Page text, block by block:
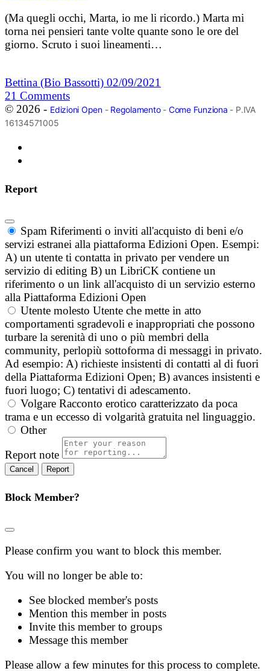
(Ma quegli occhi, Marta, io me li ricordo.) Marta mi
torna nei pensieri tante volte quante sono le ore del
giorno. Scruto i suoi lineamenti…
Bettina (Bio Bassotti) 02/09/2021
21 Comments
© 2026 - Edizioni Open- Regolamento- Come Funziona - P.IVA
16134571005
Report
Spam Riferimenti o inviti all'acquisto di beni e/o
servizi estranei alla piattaforma Edizioni Open. Esempi:
A) un utente ti contatta in privato per vendere un
servizio di editing B) un LibriCK contiene un
riferimento o un link all'acquisto di un servizio esterno
alla Piattaforma Edizioni Open
Utente molesto Utente che mette in atto
comportamenti sgradevoli e inappropriati che possono
turbare la serenità di uno o più membri della
community, perlopiù sottoforma di messaggi in privato.
Ad esempio: A) richieste insistenti di contatti al di fuori
della Piattaforma Edizioni Open; B) avances insistenti e
fuori luogo; C) tentativi di adescamento.
Volgare Racconto erotico caratterizzato da poca
trama e un eccesso di volgarità gratuita nel linguaggio.
Other
Report note
Report
Block Member?
Please confirm you want to block this member.
You will no longer be able to:
See blocked member's posts
Mention this member in posts
Invite this member to groups
Message this member
Please allow a few minutes for this process to complete.